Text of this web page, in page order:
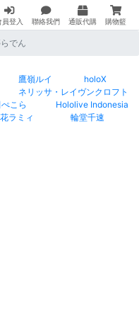
員登入 聯絡我們 通販代購 購物籃
でん
鷹嶺ルイ
holoX
ネリッサ・レイヴンクロフト
こら
Hololive Indonesia
ラミィ 輪堂千速